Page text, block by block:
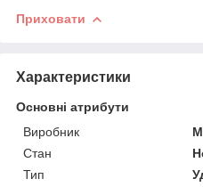
Приховати
Характеристики
Основні атрибути
Виробник
Стан
Тип